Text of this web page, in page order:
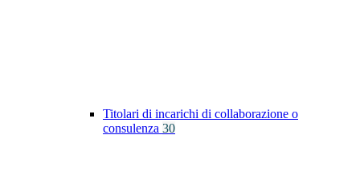
Titolari di incarichi di collaborazione o
consulenza 30